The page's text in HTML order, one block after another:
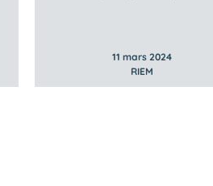
11 mars 2024
RIEM